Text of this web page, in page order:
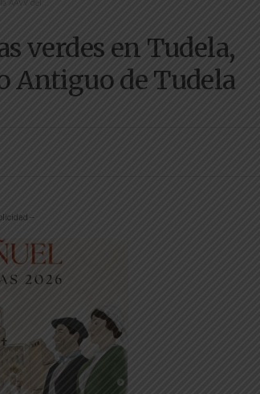
AAVV del...
verdes en Tudela,
Antiguo de Tudela
--